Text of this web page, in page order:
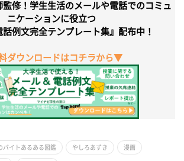
監修！学生生活のメールや電話でのコミュ
ニケーションに役立つ
話例文完全テンプレート集』配布中！
ダウンロードはコチラから▼
バイトあるある図鑑 やしろあずき 漫画